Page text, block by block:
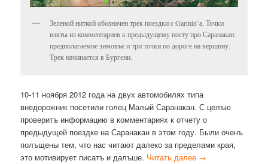
Зеленой ниткой обозначен трек поездки с Garmin’а. Точки
взяты из комментариев к предыдущему посту про Саранакан:
предполагаемое зимовъе и три точки по дороге на вершину.
Трек начинается в Бургени.
10-11 ноября 2012 года на двух автомобилях типа
внедорожник посетили голец Малый Саранакан. С целъю
проверитъ информацию в комментариях к отчету о
предыдущей поездке на Саранакан в этом году. Были оченъ
полъщены тем, что нас читают далеко за пределами края,
это мотивирует писатъ и далъше. Читать далее →